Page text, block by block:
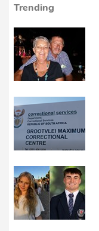
Trending